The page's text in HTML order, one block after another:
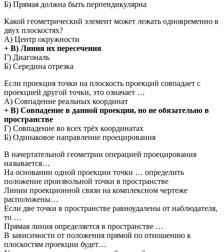
Б) Прямая должна быть перпендикулярна
Какой геометрический элемент может лежать одновременно в
двух плоскостях?
А) Центр окружности
+ В) Линия их пересечения
Г) Диагональ
Б) Середина отрезка
Если проекция точки на плоскость проекций совпадает с
проекцией другой точки, это означает …
А) Совпадение реальных координат
+ В) Совпадение в данной проекции, но не обязательно в
пространстве
Г) Совпадение во всех трёх координатах
Б) Одинаковое направление проецирования
В начертательной геометрии операцией проецирования
называется…
На основании одной проекции точки … определить
положение произвольной точки в пространстве
Линии проекционной связи на комплексном чертеже
расположены…
Если две точки в пространстве равноудалены от наблюдателя,
то …
Прямая линия определяется в пространстве …
В зависимости от положения прямой по отношению к
плоскостям проекции будет…